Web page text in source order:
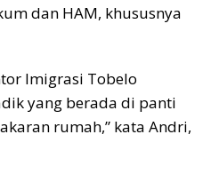
dan HAM, khususnya
Imigrasi Tobelo
yang berada di panti
rumah,” kata Andri,